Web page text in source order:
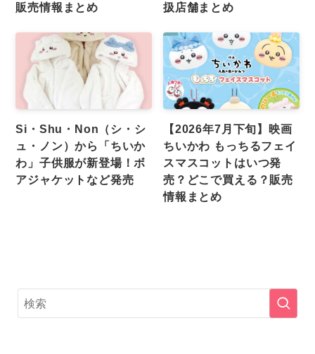
販売情報まとめ
扱店舗まとめ
Si・Shu・Non（シ・シ
ュ・ノン）から「ちいか
わ」子供服が新登場！ボ
アジャケットなど発売
【2026年7月下旬】映画
ちいかわ もっちるフェイ
スマスコットはいつ発
売？どこで買える？販売
情報まとめ